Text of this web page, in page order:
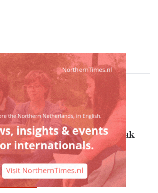
artikelen
Groningse dönerzaak
failliet